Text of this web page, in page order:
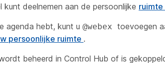
kunt deelnemen aan de persoonlijke ruimte
agenda hebt, kunt u @webex toevoegen
persoonlijke ruimte .
beheerd in Control Hub of is